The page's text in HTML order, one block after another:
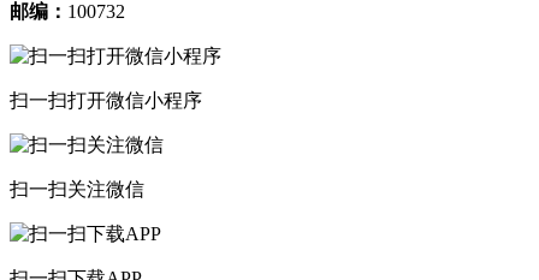
邮编： 100732
扫一扫打开微信小程序
扫一扫关注微信